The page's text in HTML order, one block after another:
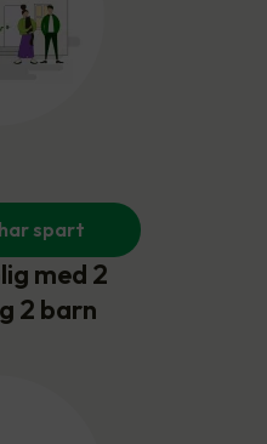
spart
med 2
2 barn